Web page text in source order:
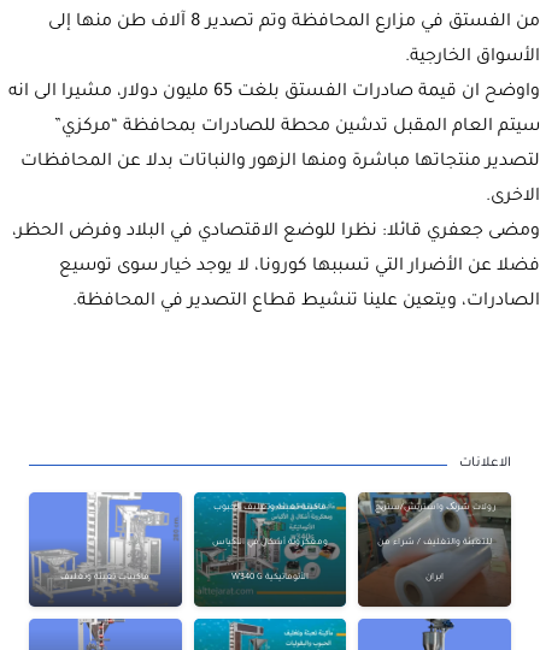
من الفستق في مزارع المحافظة وتم تصدير 8 آلاف طن منها إلى
الأسواق الخارجية.
واوضح ان قيمة صادرات الفستق بلغت 65 مليون دولار، مشيرا الى انه
سيتم العام المقبل تدشين محطة للصادرات بمحافظة “مركزي”
لتصدير منتجاتها مباشرة ومنها الزهور والنباتات بدلا عن المحافظات
الاخرى.
ومضى جعفري قائلا: نظرا للوضع الاقتصادي في البلاد وفرض الحظر،
فضلا عن الأضرار التي تسببها كورونا، لا يوجد خيار سوى توسيع
الصادرات، ويتعين علينا تنشيط قطاع التصدير في المحافظة.
الاعلانات
رولات شرنک واسترتش/ستریج
للتعبئة والتغليف / شراء من
ايران
ماكينة تعبئة وتغليف الحبوب
ومعكرونة أشكال في الأكياس
الأتوماتيكية W340 G ماكينات تعبئة وتغليف